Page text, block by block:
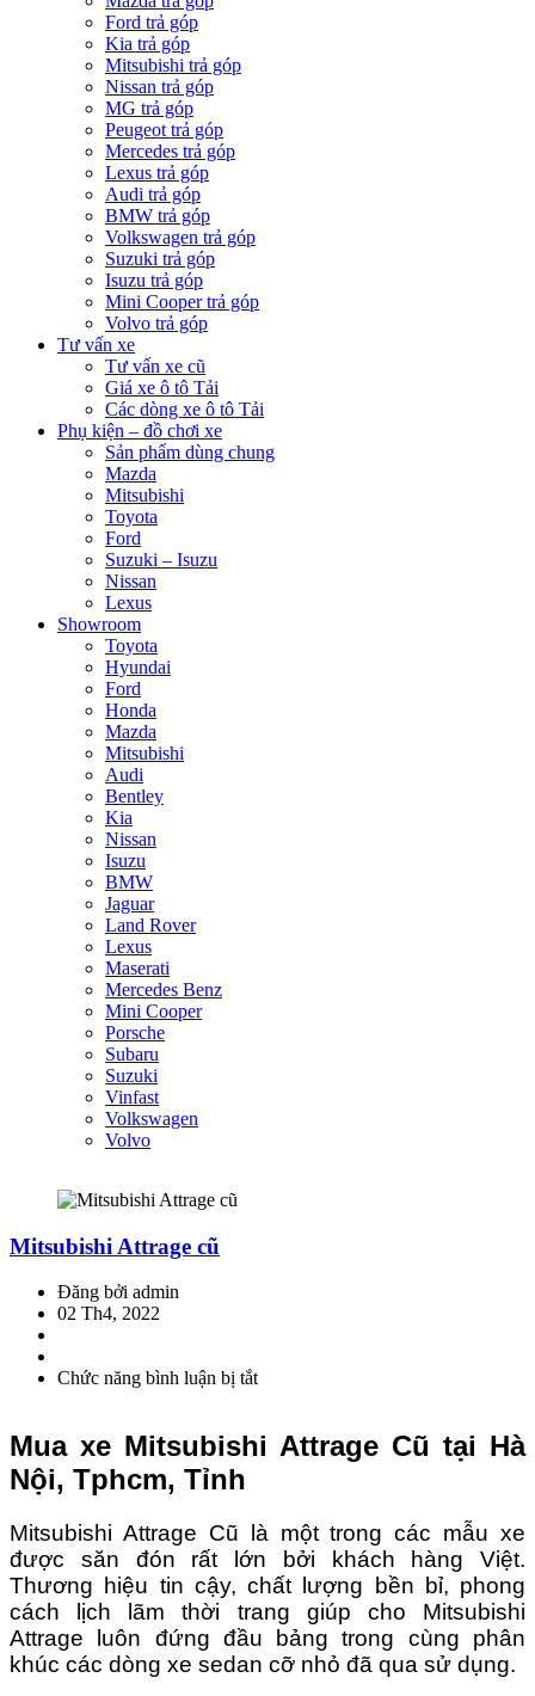
Ford trả góp
Kia trả góp
Mitsubishi trả góp
Nissan trả góp
MG trả góp
Peugeot trả góp
Mercedes trả góp
Lexus trả góp
Audi trả góp
BMW trả góp
Volkswagen trả góp
Suzuki trả góp
Isuzu trả góp
Mini Cooper trả góp
Volvo trả góp
Tư vấn xe
Tư vấn xe cũ
Giá xe ô tô Tải
Các dòng xe ô tô Tải
Phụ kiện – đồ chơi xe
Sản phẩm dùng chung
Mazda
Mitsubishi
Toyota
Ford
Suzuki – Isuzu
Nissan
Lexus
Showroom
Toyota
Hyundai
Ford
Honda
Mazda
Mitsubishi
Audi
Bentley
Kia
Nissan
Isuzu
BMW
Jaguar
Land Rover
Lexus
Maserati
Mercedes Benz
Mini Cooper
Porsche
Subaru
Suzuki
Vinfast
Volkswagen
Volvo
Mitsubishi Attrage cũ
Đăng bởi admin
02 Th4, 2022
Chức năng bình luận bị tắtở
cũ
Mua xe Mitsubishi Attrage Cũ tại Hà
Nội, Tphcm, Tỉnh
Mitsubishi Attrage Cũ là một trong các mẫu xe
được săn đón rất lớn bởi khách hàng Việt.
Thương hiệu tin cậy, chất lượng bền bỉ, phong
cách lịch lãm thời trang giúp cho Mitsubishi
Attrage luôn đứng đầu bảng trong cùng phân
khúc các dòng xe sedan cỡ nhỏ đã qua sử dụng.